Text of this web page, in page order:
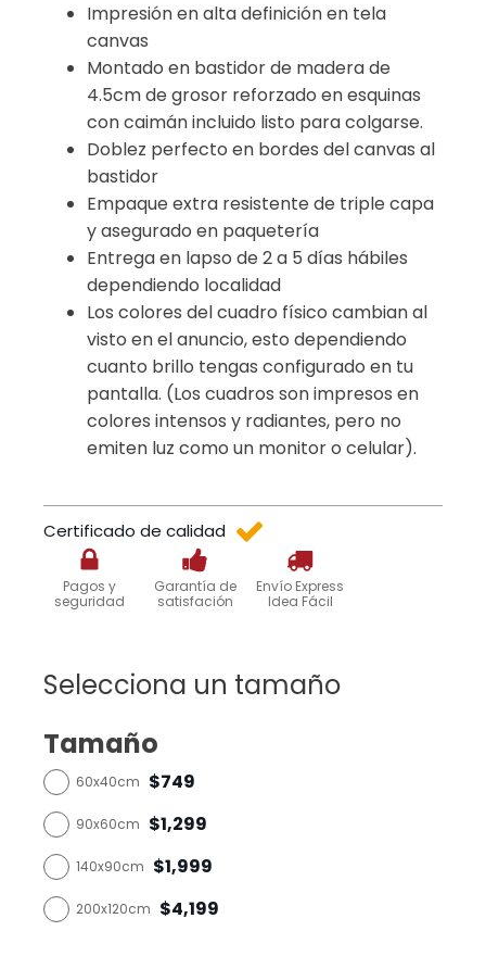
Impresión en alta definición en tela
canvas
Montado en bastidor de madera de
4.5cm de grosor reforzado en esquinas
con caimán incluido listo para colgarse.
Doblez perfecto en bordes del canvas al
bastidor
Empaque extra resistente de triple capa
y asegurado en paquetería
Entrega en lapso de 2 a 5 días hábiles
dependiendo localidad
Los colores del cuadro físico cambian al
visto en el anuncio, esto dependiendo
cuanto brillo tengas configurado en tu
pantalla. (Los cuadros son impresos en
colores intensos y radiantes, pero no
emiten luz como un monitor o celular).
Certificado de calidad
Pagos y
seguridad
Garantía de
satisfación
Envío Express
Idea Fácil
Selecciona un tamaño
Tamaño
60x40cm $749
90x60cm $1,299
140x90cm $1,999
200x120cm $4,199